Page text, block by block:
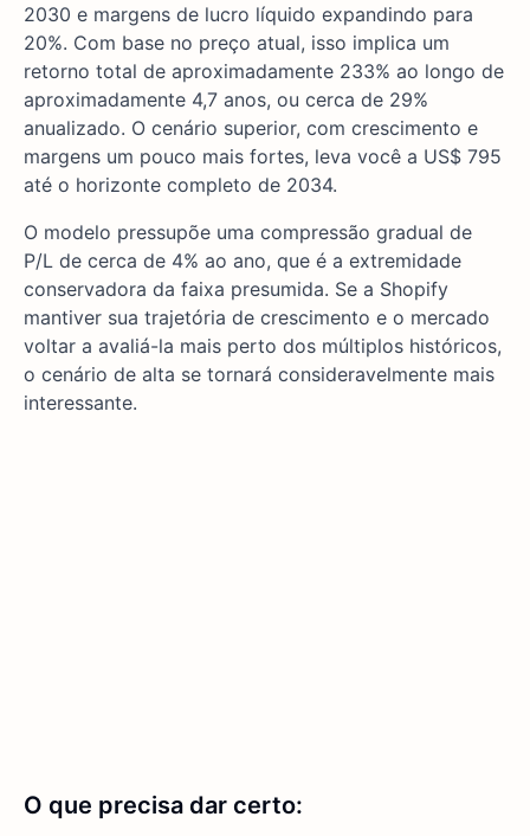
2030 e margens de lucro líquido expandindo para
20%. Com base no preço atual, isso implica um
retorno total de aproximadamente 233% ao longo de
aproximadamente 4,7 anos, ou cerca de 29%
anualizado. O cenário superior, com crescimento e
margens um pouco mais fortes, leva você a US$ 795
até o horizonte completo de 2034.
O modelo pressupõe uma compressão gradual de
P/L de cerca de 4% ao ano, que é a extremidade
conservadora da faixa presumida. Se a Shopify
mantiver sua trajetória de crescimento e o mercado
voltar a avaliá-la mais perto dos múltiplos históricos,
o cenário de alta se tornará consideravelmente mais
interessante.
O que precisa dar certo: